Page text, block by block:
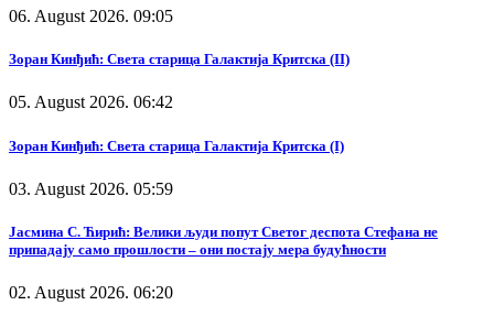
06. August 2026. 09:05
Зоран Кинђић: Света старица Галактија Критска (II)
05. August 2026. 06:42
Зоран Кинђић: Света старица Галактија Критска (I)
03. August 2026. 05:59
Јасмина С. Ћирић: Велики људи попут Светог деспота Стефана не
припадају само прошлости – они постају мера будућности
02. August 2026. 06:20